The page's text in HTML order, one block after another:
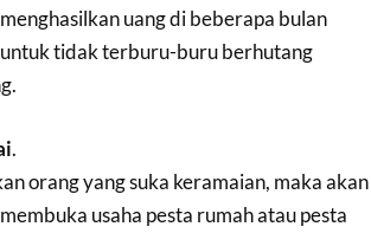
uang di beberapa bulan
untuk tidak terburu-buru berhutang
.
orang yang suka keramaian, maka akan
usaha pesta rumah atau pesta